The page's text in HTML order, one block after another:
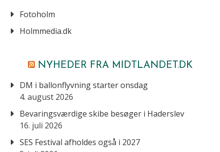
Fotoholm
Holmmedia.dk
NYHEDER FRA MIDTLANDET.DK
DM i ballonflyvning starter onsdag
4. august 2026
Bevaringsværdige skibe besøger i Haderslev
16. juli 2026
SES Festival afholdes også i 2027